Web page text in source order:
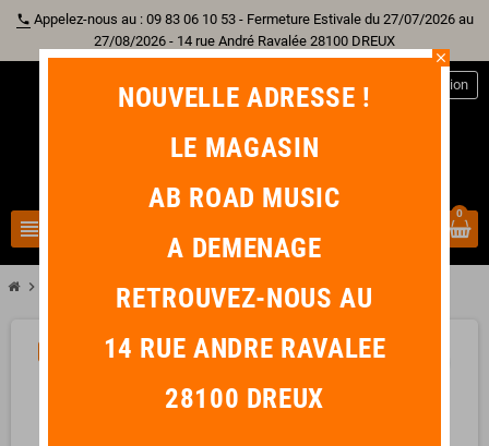
phone Appelez-nous au : 09 83 06 10 53 - Fermeture Estivale du 27/07/2026 au
27/08/2026 - 14 rue André Ravalée 28100 DREUX
view_headline
Connexion
0
chevron_right Home Studiochevron_rightInterface Audiochevron_right ARTURIA AudioFuse 16 Rig
close
NOUVELLE ADRESSE !
LE MAGASIN
AB ROAD MUSIC
A DEMENAGE
RETROUVEZ-NOUS AU
14 RUE ANDRE RAVALEE
28100 DREUX